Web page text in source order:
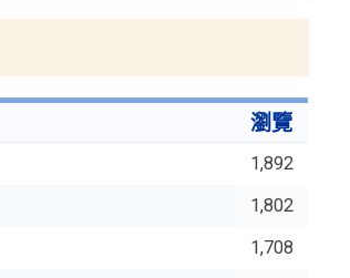
瀏覽
1,892
1,802
1,708